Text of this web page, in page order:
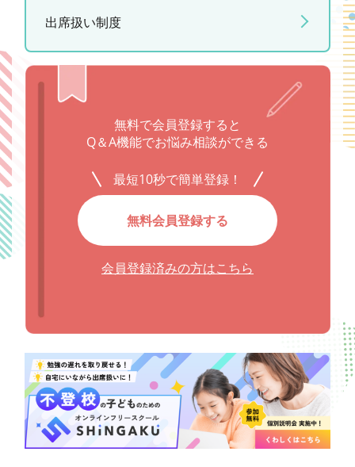
出席扱い制度
無料で会員登録すると
Q＆A機能でお悩み相談ができる
最短10秒で簡単登録！
無料会員登録する
会員登録済みの方はこちら